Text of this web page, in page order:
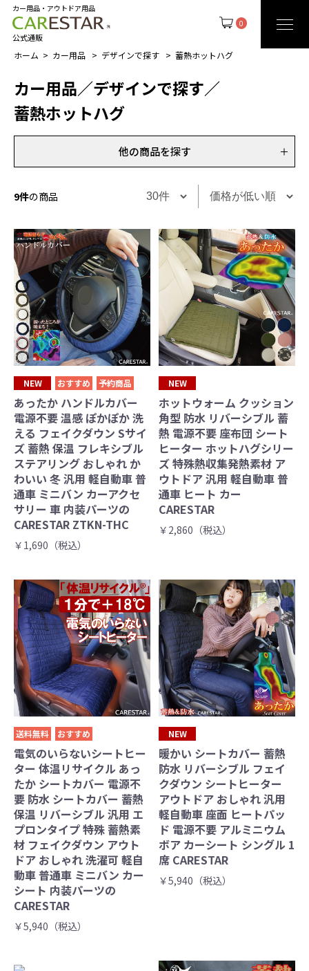
0
カー用品・アウトドア用品
公式通販
ホーム カー用品 デザインで探す 蓄熱ホットハグ
カー用品／デザインで探す／
蓄熱ホットハグ
他の商品を探す
9件の商品
NEW おすすめ 予約商品
あったか ハンドルカバー
電源不要 温感 ぽかぽか 洗
える フェイクダウン Sサイ
ズ 蓄熱 保温 フレキシブル
ステアリング おしゃれ か
わいい 冬 汎用 軽自動車 普
通車 ミニバン カーアクセ
サリー 車 内装パーツの
CARESTAR ZTKN-THC
￥1,690（税込）
NEW
ホットウォーム クッション
角型 防水 リバーシブル 蓄
熱 電源不要 座布団 シート
ヒーター ホットハグシリー
ズ 特殊熱収集発熱素材 ア
ウトドア 汎用 軽自動車 普
通車 ヒート カー
CARESTAR
￥2,860（税込）
送料無料 おすすめ
電気のいらないシートヒー
ター 体温リサイクル あっ
たか シートカバー 電源不
要 防水 シートカバー 蓄熱
保温 リバーシブル 汎用 エ
プロンタイプ 特殊 蓄熱素
材 フェイクダウン アウト
ドア おしゃれ 洗濯可 軽自
動車 普通車 ミニバン カー
シート 内装パーツの
CARESTAR
￥5,940（税込）
NEW
暖かい シートカバー 蓄熱
防水 リバーシブル フェイ
クダウン シートヒーター
アウトドア おしゃれ 汎用
軽自動車 座面 ヒートパッ
ド 電源不要 アルミニウム
ボア カーシート シングル 1
席 CARESTAR
￥5,940（税込）